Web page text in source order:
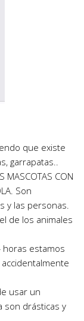
que existe
garrapatas..
MASCOTAS CON
Son
y las personas.
de los animales
estamos
usar un
son drásticas y